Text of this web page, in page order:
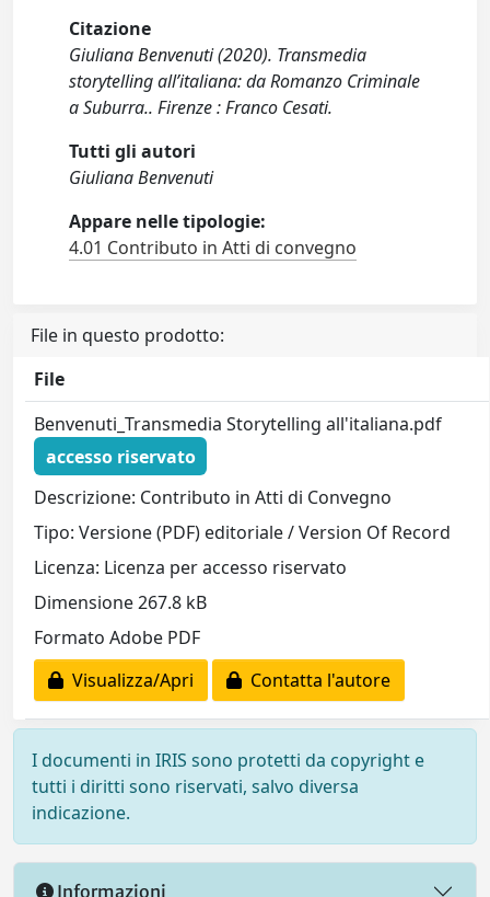
Citazione
Giuliana Benvenuti (2020). Transmedia
storytelling all’italiana: da Romanzo Criminale
a Suburra.. Firenze : Franco Cesati.
Tutti gli autori
Giuliana Benvenuti
Appare nelle tipologie:
4.01 Contributo in Atti di convegno
File in questo prodotto:
File
Benvenuti_Transmedia Storytelling all'italiana.pdf
accesso riservato
Descrizione: Contributo in Atti di Convegno
Tipo: Versione (PDF) editoriale / Version Of Record
Licenza: Licenza per accesso riservato
Dimensione 267.8 kB
Formato Adobe PDF
Visualizza/Apri
Contatta l'autore
I documenti in IRIS sono protetti da copyright e
tutti i diritti sono riservati, salvo diversa
indicazione.
Informazioni